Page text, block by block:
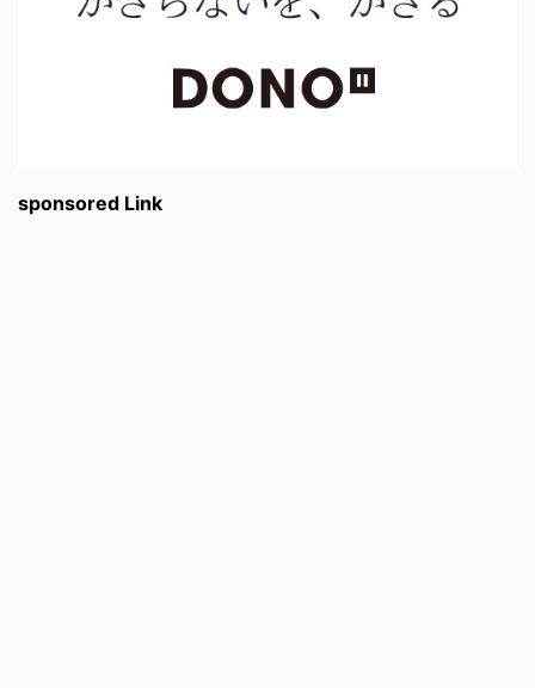
sponsored Link